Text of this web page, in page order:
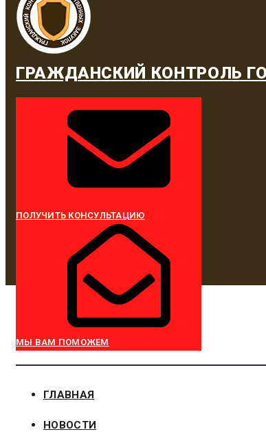
ГРАЖДАНСКИЙ КОНТРОЛЬ
ПОЛУЧИТЬ КОНСУЛЬТАЦИЮ
МЫ ВАМ ПОМОЖЕМ
ГЛАВНАЯ
НОВОСТИ